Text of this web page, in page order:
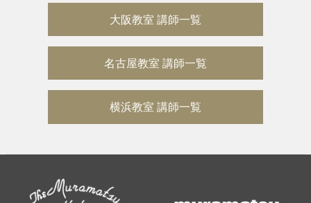
大阪教室 講師一覧
名古屋教室 講師一覧
横浜教室 講師一覧